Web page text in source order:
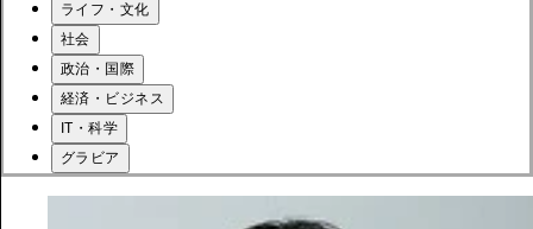
ライフ・文化
社会
政治・国際
経済・ビジネス
IT・科学
グラビア